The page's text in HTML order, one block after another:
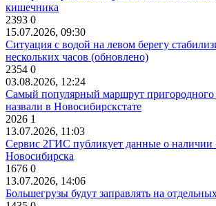
кишечника
2393 0
15.07.2026, 09:30
Ситуация с водой на левом берегу
нескольких часов (обновлено)
2354 0
03.08.2026, 12:24
Самый популярный маршрут пригородного
назвали в Новосибирскстате
2026 1
13.07.2026, 11:03
Сервис 2ГИС публикует данные о наличии
Новосибирска
1676 0
13.07.2026, 14:06
Большегрузы будут заправлять на